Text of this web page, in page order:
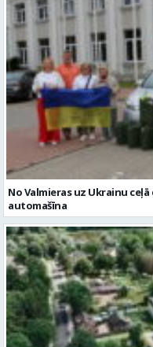
No Valmieras uz Ukrainu
automašīna